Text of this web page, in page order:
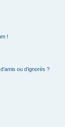
!
ou d’ignorés ?